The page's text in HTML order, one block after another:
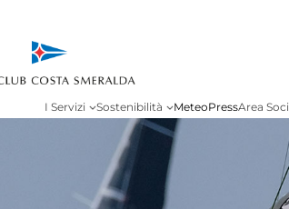
I Servizi Sostenibilità MeteoPressArea Soci